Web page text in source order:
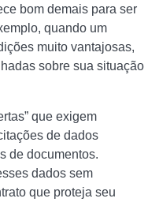
bom demais para ser
quando um
muito vantajosas,
sobre sua situação
que exigem
de dados
de documentos.
dados sem
que proteja seu